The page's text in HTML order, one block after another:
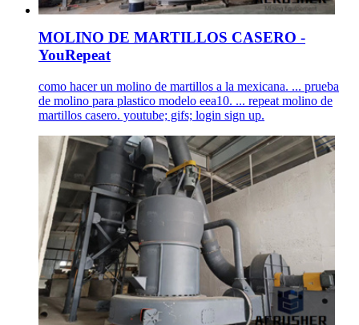
MOLINO DE MARTILLOS CASERO -
YouRepeat
como hacer un molino de martillos a la mexicana. ... prueba
de molino para plastico modelo eea10. ... repeat molino de
martillos casero. youtube; gifs; login sign up.